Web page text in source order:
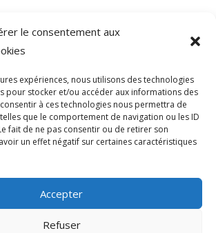
le consentement aux
expériences, nous utilisons des technologies
pour stocker et/ou accéder aux informations des
à ces technologies nous permettra de
que le comportement de navigation ou les ID
fait de ne pas consentir ou de retirer son
un effet négatif sur certaines caractéristiques
Accepter
Refuser
légale et administrative
par